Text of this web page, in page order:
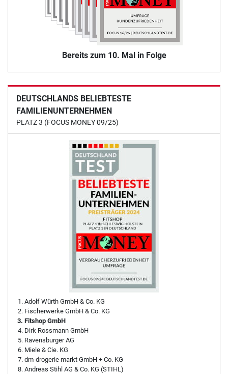
Bereits zum 10. Mal in Folge
DEUTSCHLANDS BELIEBTESTE
FAMILIENUNTERNEHMEN
PLATZ 3 (FOCUS MONEY 09/25)
Adolf Würth GmbH & Co. KG
Fischerwerke GmbH & Co. KG
Fitshop GmbH
Dirk Rossmann GmbH
Ravensburger AG
Miele & Cie. KG
dm-drogerie markt GmbH + Co. KG
Andreas Stihl AG & Co. KG (STIHL)